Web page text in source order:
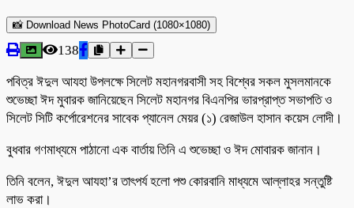
📸 Download News PhotoCard (1080×1080)
138
পবিত্র ঈদুল আযহা উপলক্ষে সিলেট মহানগরবাসী সহ বিশ্বের সকল মুসলমানকে
শুভেচ্ছা ঈদ মুবারক জানিয়েছেন সিলেট মহানগর বিএনপির ভারপ্রাপ্ত সভাপতি ও
সিলেট সিটি কর্পোরেশনের সাবেক প্যানেল মেয়র (১) রেজাউল হাসান কয়েস লোদী।
বুধবার গণমাধ্যমে পাঠানো এক বার্তায় তিনি এ শুভেচ্ছা ও ঈদ মোবারক জানান।
তিনি বলেন, ঈদুল আযহা’র তাৎপর্য হলো পশু কোরবানি মাধ্যমে আল্লাহর সন্তুষ্টি
লাভ করা।